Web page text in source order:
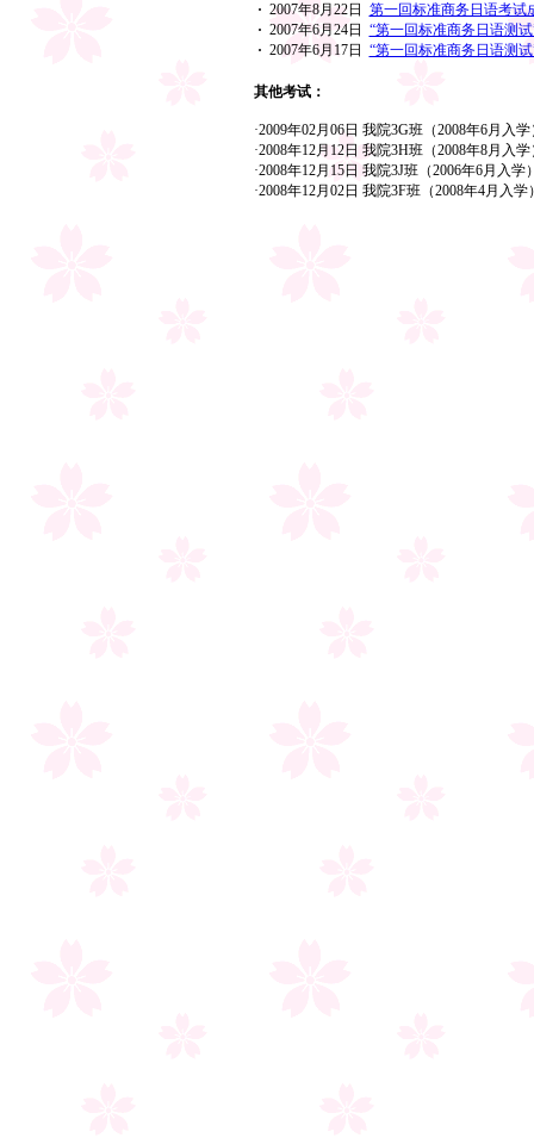
· 2007年8月22日 第一回标准商务日语考试
· 2007年6月24日 “第一回标准商务日语测
· 2007年6月17日 “第一回标准商务日语测
其他考试：
·2009年02月06日 我院3G班（2008年6月入
·2008年12月12日 我院3H班（2008年8月入
·2008年12月15日 我院3J班（2006年6月入
·2008年12月02日 我院3F班（2008年4月入